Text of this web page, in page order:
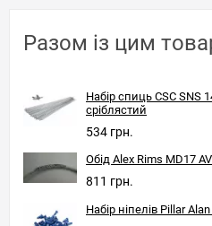
Разом із цим
Набір спиць CSC SNS
сріблястий
534 грн.
Обід Alex Rims MD17
811 грн.
Набір ніпелів Pillar